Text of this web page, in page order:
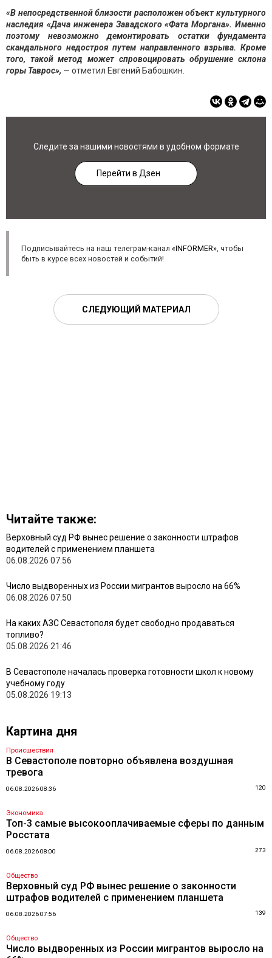
«В непосредственной близости расположен объект культурного
наследия «Дача инженера Завадского «Фата Моргана». Именно
поэтому невозможно демонтировать остатки фундамента
скандального недостроя путем направленного взрыва. Кроме
того, такой метод может спровоцировать обрушение склона
горы Таврос», — отметил Евгений Бабошкин.
Следите за нашими новостями в удобном формате
Перейти в Дзен
Подписывайтесь на наш телеграм-канал «INFORMER», чтобы
быть в курсе всех новостей и событий!
СЛЕДУЮЩИЙ МАТЕРИАЛ
Читайте также:
Верховный суд РФ вынес решение о законности штрафов
водителей с применением планшета
06.08.2026 07:56
Число выдворенных из России мигрантов выросло на 66%
06.08.2026 07:50
На каких АЗС Севастополя будет свободно продаваться
топливо?
05.08.2026 21:46
В Севастополе началась проверка готовности школ к новому
учебному году
05.08.2026 19:13
Картина дня
Происшествия
В Севастополе повторно объявлена воздушная
тревога
06.08.2026 08:36 120
Экономика
Топ-3 самые высокооплачиваемые сферы по данным
Росстата
06.08.2026 08:00 273
Общество
Верховный суд РФ вынес решение о законности
штрафов водителей с применением планшета
06.08.2026 07:56 139
Общество
Число выдворенных из России мигрантов выросло на